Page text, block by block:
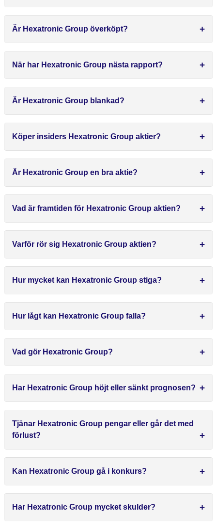
Är Hexatronic Group överköpt?
När har Hexatronic Group nästa rapport?
Är Hexatronic Group blankad?
Köper insiders Hexatronic Group aktier?
Är Hexatronic Group en bra aktie?
Vad är framtiden för Hexatronic Group aktien?
Varför rör sig Hexatronic Group aktien?
Hur mycket kan Hexatronic Group stiga?
Hur lågt kan Hexatronic Group falla?
Vad gör Hexatronic Group?
Har Hexatronic Group höjt eller sänkt prognosen?
Tjänar Hexatronic Group pengar eller går det med
förlust?
Kan Hexatronic Group gå i konkurs?
Har Hexatronic Group mycket skulder?